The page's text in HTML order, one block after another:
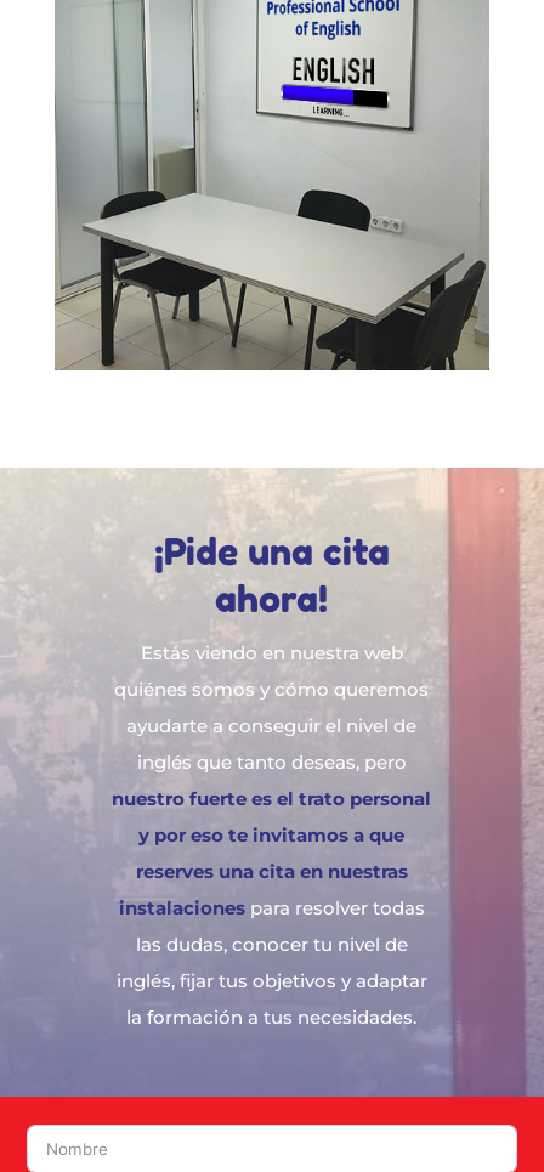
¡Pide una cita
ahora!
Estás viendo en nuestra web
quiénes somos y cómo queremos
ayudarte a conseguir el nivel de
inglés que tanto deseas, pero
nuestro fuerte es el trato personal
y por eso te invitamos a que
reserves una cita en nuestras
instalacionespara resolver todas
las dudas, conocer tu nivel de
inglés, fijar tus objetivos y adaptar
la formación a tus necesidades.